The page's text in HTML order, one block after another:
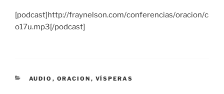
[podcast]http://fraynelson.com/conferencias/oracion/c
o17u.mp3[/podcast]
CATEGORÍAS
AUDIO , ORACION , VÍSPERAS